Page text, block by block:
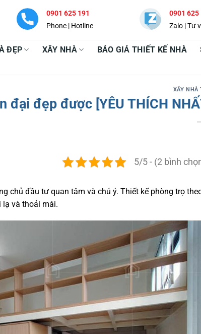
0901 625 191
Phone | Hotline
0901 625
Zalo | Tư
ĐẸP XÂY NHÀ BÁO GIÁ THIẾT KẾ NHÀ
XÂY NHÀ
đại đẹp được [YÊU THÍCH
5/5 - (2 bình
chủ đầu tư quan tâm và chú ý. Thiết kế phòng trọ
lạ và thoải mái.